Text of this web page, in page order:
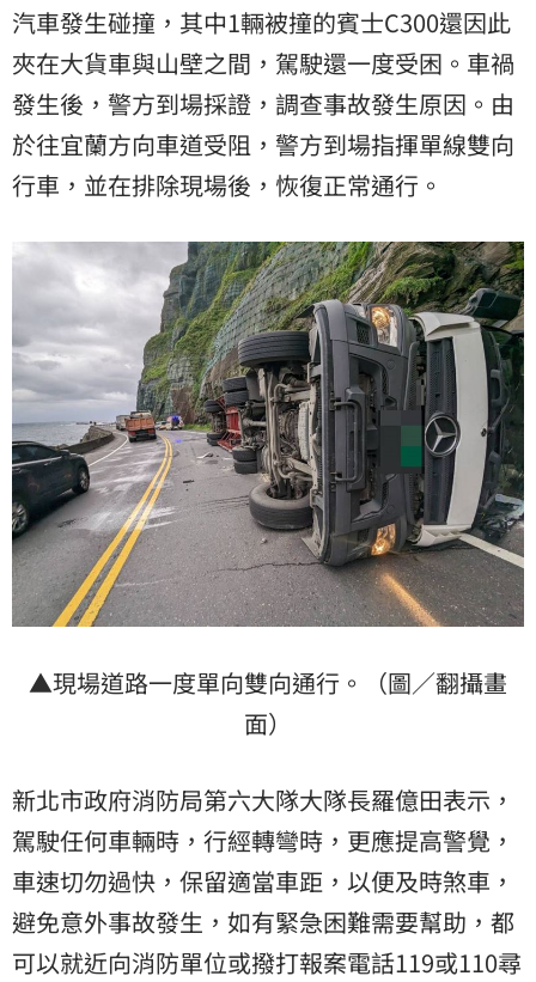
汽車發生碰撞，其中1輛被撞的賓士C300還因此
夾在大貨車與山壁之間，駕駛還一度受困。車禍
發生後，警方到場採證，調查事故發生原因。由
於往宜蘭方向車道受阻，警方到場指揮單線雙向
行車，並在排除現場後，恢復正常通行。
▲現場道路一度單向雙向通行。（圖／翻攝畫
面）
新北市政府消防局第六大隊大隊長羅億田表示，
駕駛任何車輛時，行經轉彎時，更應提高警覺，
車速切勿過快，保留適當車距，以便及時煞車，
避免意外事故發生，如有緊急困難需要幫助，都
可以就近向消防單位或撥打報案電話119或110尋